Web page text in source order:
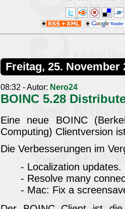
Freitag, 25. November
08:32 - Autor: Nero24
BOINC 5.28
Eine neue BOINC
Computing) Clientversion
Die Verbesserungen im
- Localization updates.
- Resolve many
- Mac: Fix a